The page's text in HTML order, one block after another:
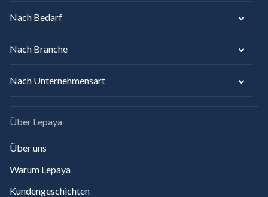
Nach Bedarf
Nach Branche
Nach Unternehmensart
Über Lepaya
Über uns
Warum Lepaya
Kundengeschichten